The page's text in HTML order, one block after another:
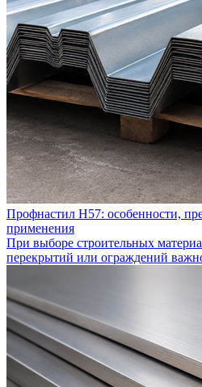
Профнастил Н57: особенности,
применения
При выборе строительных
перекрытий или ограждений